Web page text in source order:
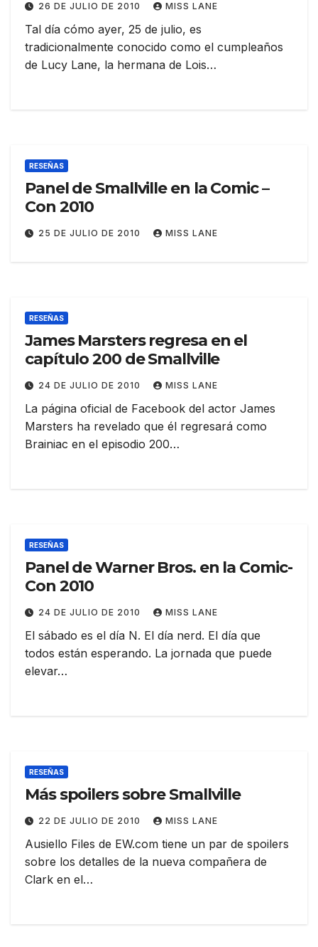
26 DE JULIO DE 2010 MISS LANE
Tal día cómo ayer, 25 de julio, es
tradicionalmente conocido como el cumpleaños
de Lucy Lane, la hermana de Lois…
RESEÑAS
Panel de Smallville en la Comic –
Con 2010
25 DE JULIO DE 2010 MISS LANE
RESEÑAS
James Marsters regresa en el
capítulo 200 de Smallville
24 DE JULIO DE 2010 MISS LANE
La página oficial de Facebook del actor James
Marsters ha revelado que él regresará como
Brainiac en el episodio 200…
RESEÑAS
Panel de Warner Bros. en la Comic-
Con 2010
24 DE JULIO DE 2010 MISS LANE
El sábado es el día N. El día nerd. El día que
todos están esperando. La jornada que puede
elevar…
RESEÑAS
Más spoilers sobre Smallville
22 DE JULIO DE 2010 MISS LANE
Ausiello Files de EW.com tiene un par de spoilers
sobre los detalles de la nueva compañera de
Clark en el…